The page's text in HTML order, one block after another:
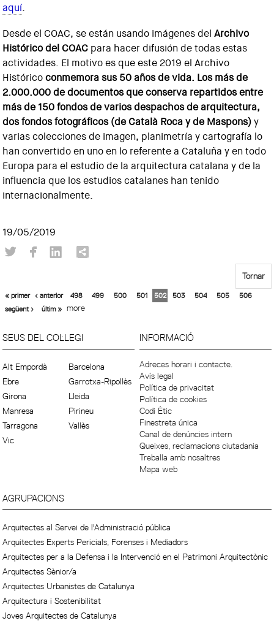
aquí.
Desde el COAC, se están usando imágenes delArchivo
Histórico del COAC para hacer difusión de todas estas
actividades. El motivo es que este 2019 el Archivo
Históricoconmemora sus 50 años de vida. Los más de
2.000.000 de documentos que conserva repartidos entre
más de 150 fondos de varios despachos de arquitectura,
dos fondos fotográficos (de Català Roca y de Maspons)y
varias colecciones de imagen, planimetría y cartografía lo
han convertido en uno en lo referente a Cataluña y en todo
Europa para el estudio de la arquitectura catalana y de la
influencia que los estudios catalanes han tenido
internacionalmente.
19/05/2019
Tornar
« primer ‹ anterior 498 499 500 501 502 503 504 505
506
següent ›
últim » more
SEUS DEL COL·LEGI
Alt Empordà
Barcelona
Ebre
Garrotxa-Ripollès
Girona
Lleida
Manresa
Pirineu
Tarragona
Vallès
Vic
INFORMACIÓ
Adreces horari i contacte.
Avís legal
Política de privacitat
Política de cookies
Codi Ètic
Finestreta única
Canal de denúncies intern
Queixes, reclamacions ciutadania
Treballa amb nosaltres
Mapa web
AGRUPACIONS
Arquitectes al Servei de l'Administració pública
Arquitectes Experts Pericials, Forenses i Mediadors
Arquitectes per a la Defensa i la Intervenció en el Patrimoni Arquitectònic
Arquitectes Sènior/a
Arquitectes Urbanistes de Catalunya
Arquitectura i Sostenibilitat
Joves Arquitectes de Catalunya